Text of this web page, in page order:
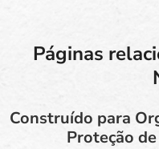
Páginas
Construído para
Proteção